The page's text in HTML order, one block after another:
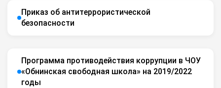
Приказ об антитеррористической
безопасности
Программа противодействия коррупции в ЧОУ
«Обнинская свободная школа» на 2019/2022
годы